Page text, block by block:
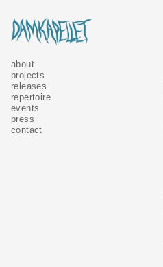
about
projects
releases
repertoire
events
press
contact